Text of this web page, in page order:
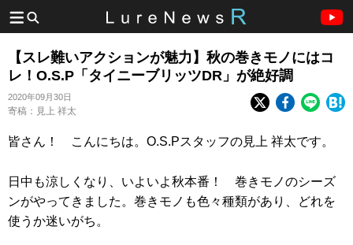
【スレ難いアクションが魅力】秋の巻きモノにはコ
レ！O.S.P「タイニーブリッツDR」が絶好調
2020年09月30日
寄稿：見上 祥太
皆さん！ こんにちは。O.S.Pスタッフの見上 祥太です。
日中も涼しくなり、いよいよ秋本番！ 巻きモノのシーズ
ンがやってきました。巻きモノも色々種類があり、どれを
使うか迷いがち。